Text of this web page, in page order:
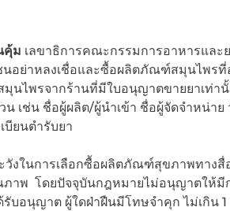
คุ้ม เลขาธิการคณะกรรมการอาหารและ
นอย่าหลงเชื่อและซื้อผลิตภัณฑ์สมุนไพร
มุนไพรจากร้านที่มีใบอนุญาตขายยาเท่
เช่น ชื่อผู้ผลิต/ผู้นำเข้า ชื่อผู้จัดจำหน่า
บียนตำรับยา
วังในการเลือกซื้อผลิตภัณฑ์สุขภาพทาง
าพ โดยปัจจุบันกฎหมายไม่อนุญาตให้
บอนุญาต ผู้ใดฝ่าฝืนมีโทษจำคุก ไม่เกิน